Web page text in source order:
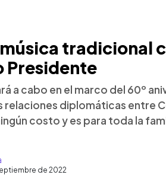
tradicional
Presidente
a cabo en el marco del 60º
diplomáticas entre
costo y es para toda la
de 2022